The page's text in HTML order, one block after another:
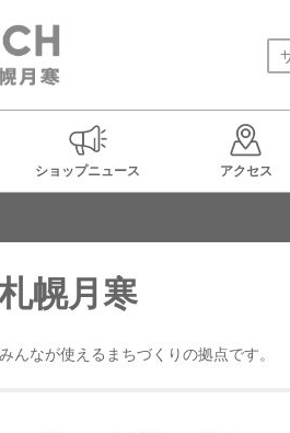
ショップニュース アクセス
幌月寒
んなが使えるまちづくりの拠点です。